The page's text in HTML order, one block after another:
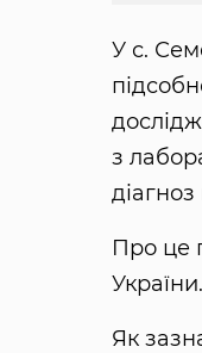
У с.
з
Про це
України.
Як